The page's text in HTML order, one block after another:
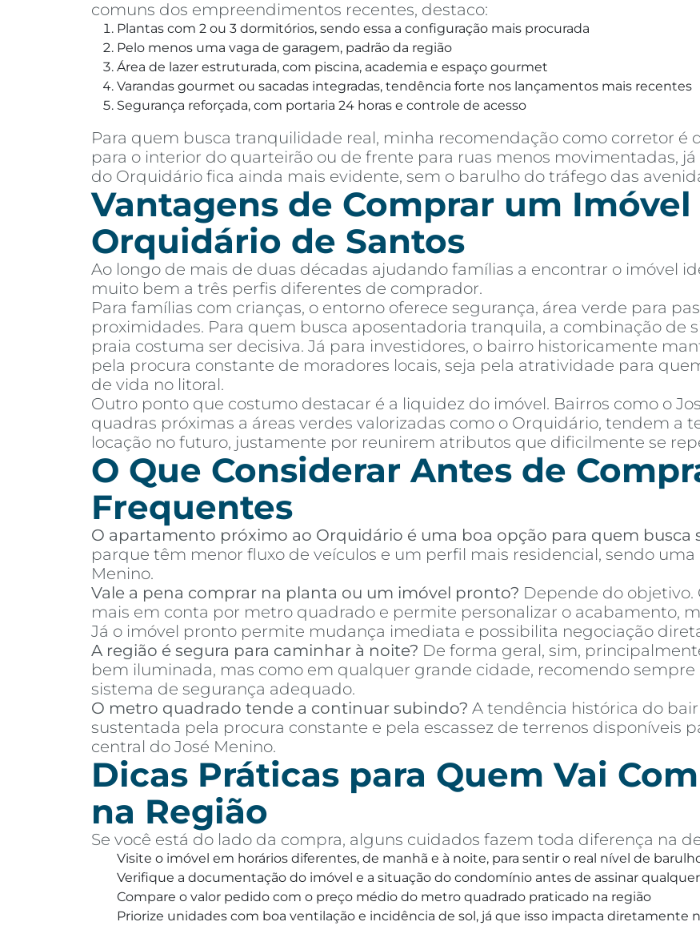
comuns dos empreendimentos recentes, destaco:
Plantas com 2 ou 3 dormitórios, sendo essa a configuração mais procurada
Pelo menos uma vaga de garagem, padrão da região
Área de lazer estruturada, com piscina, academia e espaço gourmet
Varandas gourmet ou sacadas integradas, tendência forte nos lançamentos mais recentes
Segurança reforçada, com portaria 24 horas e controle de acesso
Para quem busca tranquilidade real, minha recomendação como corretor é
para o interior do quarteirão ou de frente para ruas menos movimentadas,
do Orquidário fica ainda mais evidente, sem o barulho do tráfego das
Vantagens de Comprar um
Orquidário de Santos
Ao longo de mais de duas décadas ajudando famílias a encontrar o imóvel
muito bem a três perfis diferentes de comprador.
Para famílias com crianças, o entorno oferece segurança, área verde para
proximidades. Para quem busca aposentadoria tranquila, a combinação de
praia costuma ser decisiva. Já para investidores, o bairro historicamente
pela procura constante de moradores locais, seja pela atratividade para
de vida no litoral.
Outro ponto que costumo destacar é a liquidez do imóvel. Bairros como o
quadras próximas a áreas verdes valorizadas como o Orquidário, tendem a
locação no futuro, justamente por reunirem atributos que dificilmente se
O Que Considerar Antes de
Frequentes
O apartamento próximo ao Orquidário é uma boa opção para quem busca
parque têm menor fluxo de veículos e um perfil mais residencial, sendo uma
Menino.
Vale a pena comprar na planta ou um imóvel pronto? Depende do
mais em conta por metro quadrado e permite personalizar o acabamento,
Já o imóvel pronto permite mudança imediata e possibilita negociação
A região é segura para caminhar à noite? De forma geral, sim,
bem iluminada, mas como em qualquer grande cidade, recomendo
sistema de segurança adequado.
O metro quadrado tende a continuar subindo? A tendência histórica do
sustentada pela procura constante e pela escassez de terrenos disponíveis
central do José Menino.
Dicas Práticas para Quem Vai
na Região
Se você está do lado da compra, alguns cuidados fazem toda diferença na
Visite o imóvel em horários diferentes, de manhã e à noite, para sentir o real nível de
Verifique a documentação do imóvel e a situação do condomínio antes de assinar
Compare o valor pedido com o preço médio do metro quadrado praticado na região
Priorize unidades com boa ventilação e incidência de sol, já que isso impacta diretamente